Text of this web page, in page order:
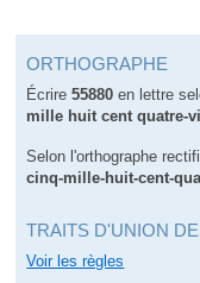
ORTHOGRAPHE
Écrire55880 en lettre
mille huit cent quatre-
Selon l'orthographe
cinq-mille-huit-cent-
TRAITS D'UNION
Voir les règles